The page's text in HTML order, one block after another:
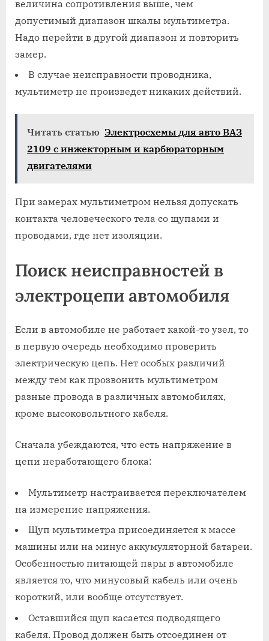
величина сопротивления выше, чем
допустимый диапазон шкалы мультиметра.
Надо перейти в другой диапазон и повторить
замер.
В случае неисправности проводника,
мультиметр не произведет никаких действий.
Читать статью Электросхемы для авто ВАЗ
2109 с инжекторным и карбюраторным
двигателями
При замерах мультиметром нельзя допускать
контакта человеческого тела со щупами и
проводами, где нет изоляции.
Поиск неисправностей в
электроцепи автомобиля
Если в автомобиле не работает какой-то узел, то
в первую очередь необходимо проверить
электрическую цепь. Нет особых различий
между тем как прозвонить мультиметром
разные провода в различных автомобилях,
кроме высоковольтного кабеля.
Сначала убеждаются, что есть напряжение в
цепи неработающего блока:
Мультиметр настраивается переключателем
на измерение напряжения.
Щуп мультиметра присоединяется к массе
машины или на минус аккумуляторной батареи.
Особенностью питающей пары в автомобиле
является то, что минусовый кабель или очень
короткий, или вообще отсутствует.
Оставшийся щуп касается подводящего
кабеля. Провод должен быть отсоединен от